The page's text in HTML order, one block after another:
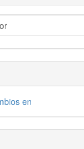
en